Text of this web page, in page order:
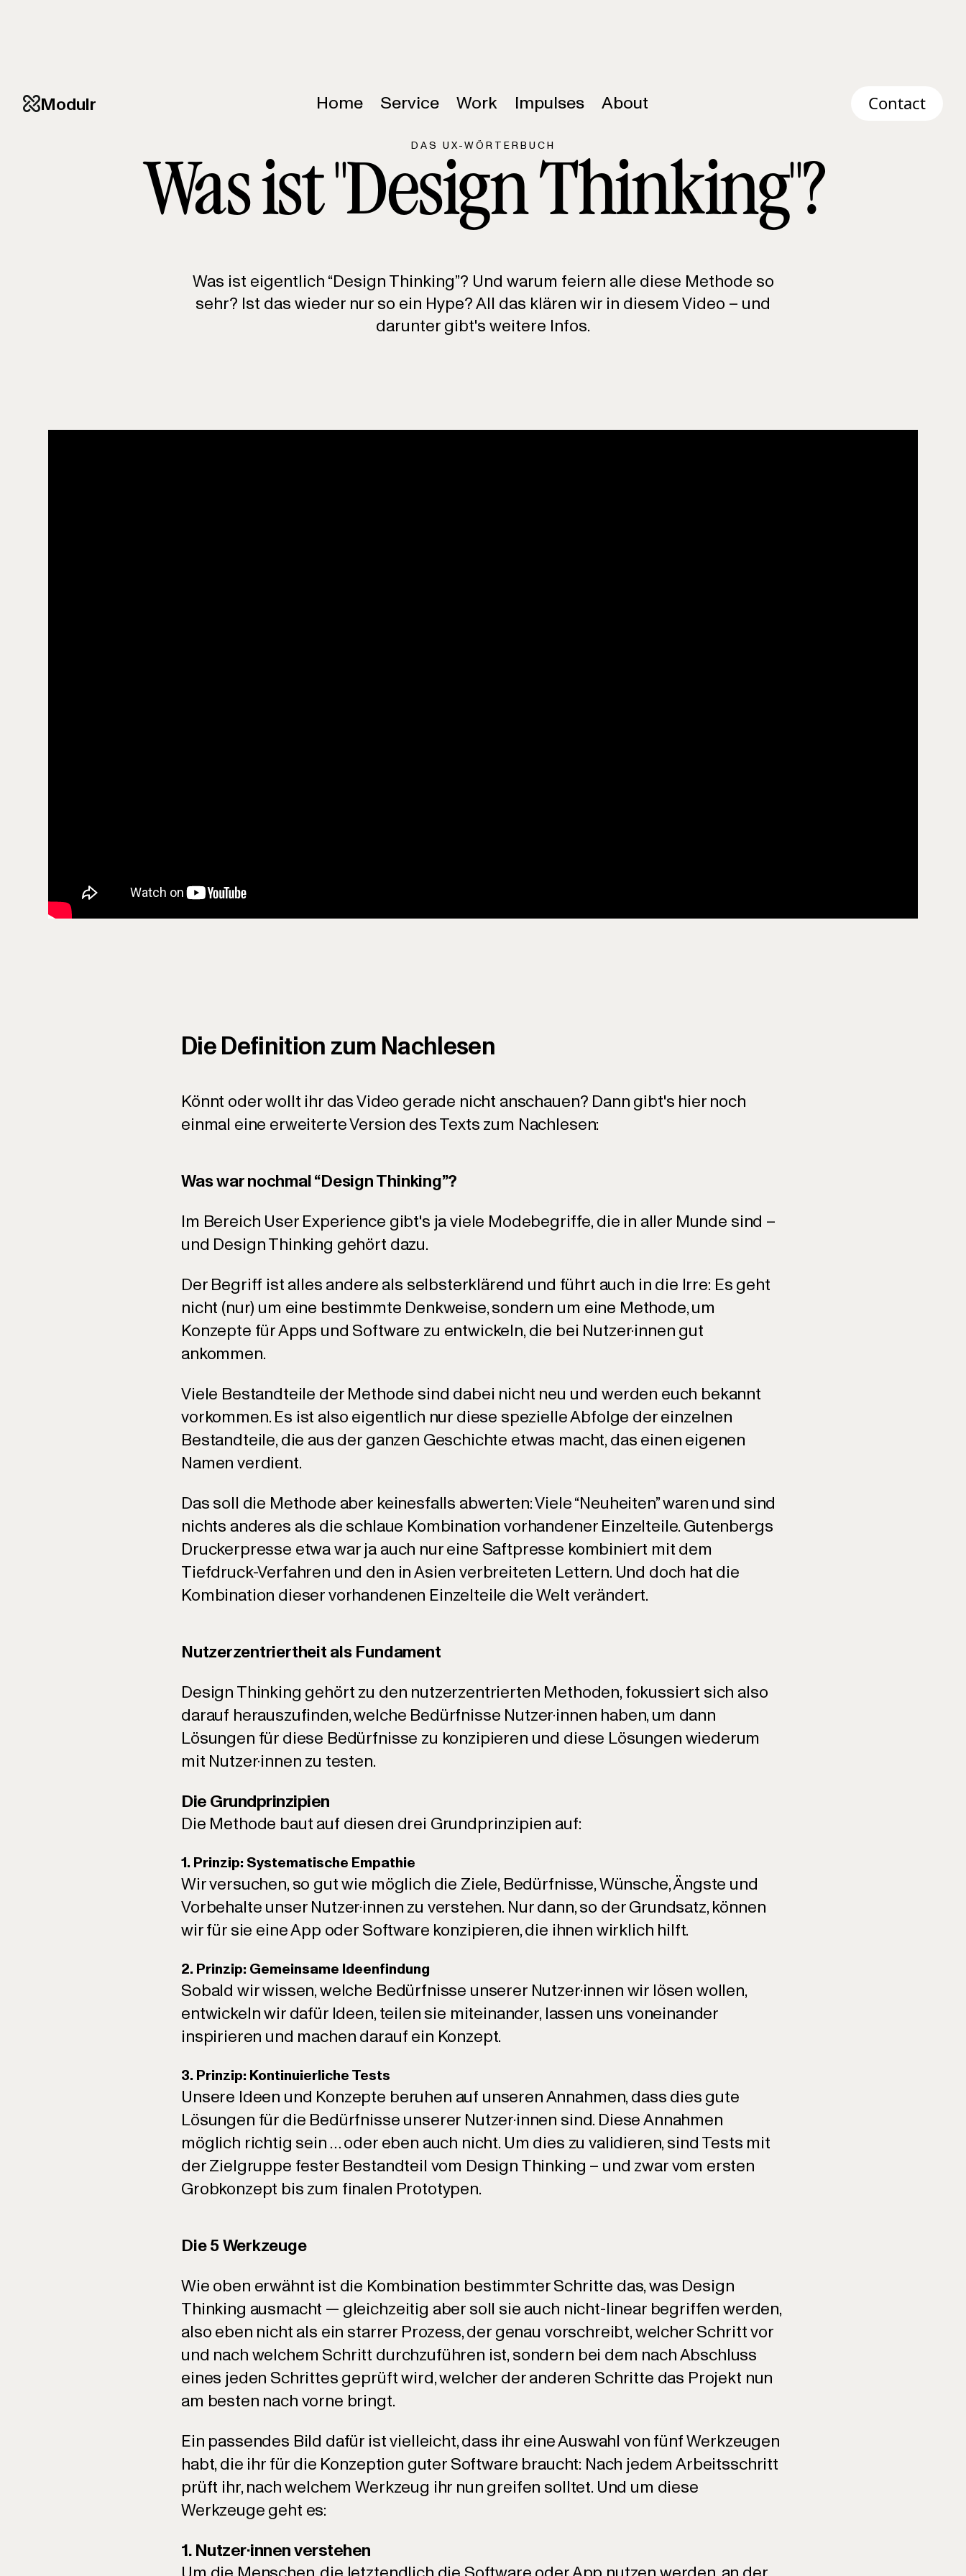
Modulr Home Service Work Impulses About Contact
DAS UX-WÖRTERBUCH
Was ist "Design Thinking"?
Was ist eigentlich “Design Thinking”? Und warum feiern alle diese Methode so
sehr? Ist das wieder nur so ein Hype? All das klären wir in diesem Video – und
darunter gibt's weitere Infos.
Die Definition zum Nachlesen
Könnt oder wollt ihr das Video gerade nicht anschauen? Dann gibt's hier noch
einmal eine erweiterte Version des Texts zum Nachlesen:
Was war nochmal “Design Thinking”?
Im Bereich User Experience gibt's ja viele Modebegriffe, die in aller Munde sind –
und Design Thinking gehört dazu.
Der Begriff ist alles andere als selbsterklärend und führt auch in die Irre: Es geht
nicht (nur) um eine bestimmte Denkweise, sondern um eine Methode, um
Konzepte für Apps und Software zu entwickeln, die bei Nutzer·innen gut
ankommen.
Viele Bestandteile der Methode sind dabei nicht neu und werden euch bekannt
vorkommen. Es ist also eigentlich nur diese spezielle Abfolge der einzelnen
Bestandteile, die aus der ganzen Geschichte etwas macht, das einen eigenen
Namen verdient.
Das soll die Methode aber keinesfalls abwerten: Viele “Neuheiten” waren und sind
nichts anderes als die schlaue Kombination vorhandener Einzelteile. Gutenbergs
Druckerpresse etwa war ja auch nur eine Saftpresse kombiniert mit dem
Tiefdruck-Verfahren und den in Asien verbreiteten Lettern. Und doch hat die
Kombination dieser vorhandenen Einzelteile die Welt verändert.
Nutzerzentriertheit als Fundament
Design Thinking gehört zu den nutzerzentrierten Methoden, fokussiert sich also
darauf herauszufinden, welche Bedürfnisse Nutzer·innen haben, um dann
Lösungen für diese Bedürfnisse zu konzipieren und diese Lösungen wiederum
mit Nutzer·innen zu testen.
Die Grundprinzipien
Die Methode baut auf diesen drei Grundprinzipien auf:
1. Prinzip: Systematische Empathie
Wir versuchen, so gut wie möglich die Ziele, Bedürfnisse, Wünsche, Ängste und
Vorbehalte unser Nutzer·innen zu verstehen. Nur dann, so der Grundsatz, können
wir für sie eine App oder Software konzipieren, die ihnen wirklich hilft.
2. Prinzip: Gemeinsame Ideenfindung
Sobald wir wissen, welche Bedürfnisse unserer Nutzer·innen wir lösen wollen,
entwickeln wir dafür Ideen, teilen sie miteinander, lassen uns voneinander
inspirieren und machen darauf ein Konzept.
3. Prinzip: Kontinuierliche Tests
Unsere Ideen und Konzepte beruhen auf unseren Annahmen, dass dies gute
Lösungen für die Bedürfnisse unserer Nutzer·innen sind. Diese Annahmen
möglich richtig sein … oder eben auch nicht. Um dies zu validieren, sind Tests mit
der Zielgruppe fester Bestandteil vom Design Thinking – und zwar vom ersten
Grobkonzept bis zum finalen Prototypen.
Die 5 Werkzeuge
Wie oben erwähnt ist die Kombination bestimmter Schritte das, was Design
Thinking ausmacht — gleichzeitig aber soll sie auch nicht-linear begriffen werden,
also eben nicht als ein starrer Prozess, der genau vorschreibt, welcher Schritt vor
und nach welchem Schritt durchzuführen ist, sondern bei dem nach Abschluss
eines jeden Schrittes geprüft wird, welcher der anderen Schritte das Projekt nun
am besten nach vorne bringt.
Ein passendes Bild dafür ist vielleicht, dass ihr eine Auswahl von fünf Werkzeugen
habt, die ihr für die Konzeption guter Software braucht: Nach jedem Arbeitsschritt
prüft ihr, nach welchem Werkzeug ihr nun greifen solltet. Und um diese
Werkzeuge geht es:
1. Nutzer·innen verstehen